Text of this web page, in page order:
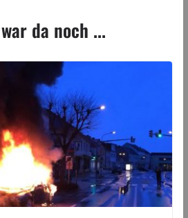
da noch ...